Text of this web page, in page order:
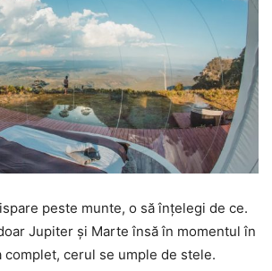
peste munte, o să înțelegi de ce.
Jupiter și Marte însă în momentul în
complet, cerul se umple de stele.